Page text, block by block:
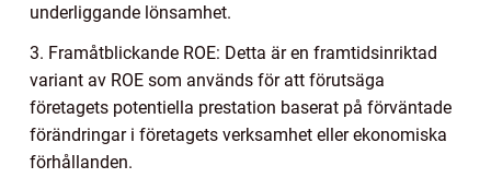
underliggande lönsamhet.
3. Framåtblickande ROE: Detta är en framtidsinriktad
variant av ROE som används för att förutsäga
företagets potentiella prestation baserat på förväntade
förändringar i företagets verksamhet eller ekonomiska
förhållanden.